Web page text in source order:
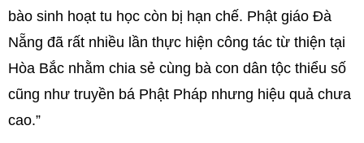
bào sinh hoạt tu học còn bị hạn chế. Phật giáo Đà
Nẵng đã rất nhiều lần thực hiện công tác từ thiện tại
Hòa Bắc nhằm chia sẻ cùng bà con dân tộc thiểu số
cũng như truyền bá Phật Pháp nhưng hiệu quả chưa
cao.”